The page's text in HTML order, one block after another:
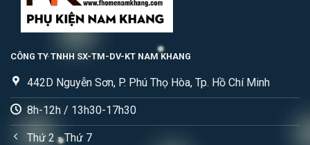
CÔNG TY TNHH SX-TM-DV-KT NAM KHANG
442D Nguyễn Sơn, P. Phú Thọ Hòa, Tp. Hồ Chí Minh
8h-12h / 13h30-17h30
Thứ 2 - Thứ 7